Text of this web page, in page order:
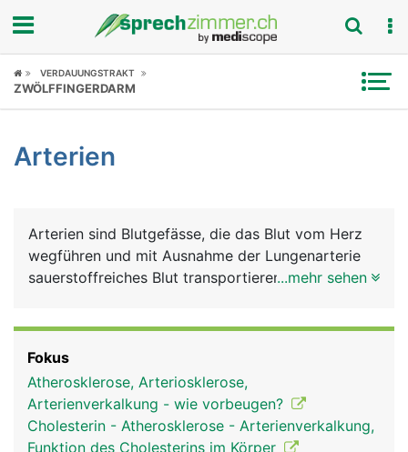
Fokus
Symptome
News
Rubriken
VERDAUUNGSTRAKT
ZWÖLFFINGERDARM
Arterien
Arterien sind Blutgefässe, die das Blut vom Herz
wegführen und mit Ausnahme der Lungenarterie
sauerstoffreiches Blut transportieren. Die grösste
2.5 Zentimeter und eine Länge von etwa 30 bis 40
Zentimeter hat. Aus der Aorta zweigen alle
Arterien des Körpers ab.
...mehr sehen
Fokus
Atherosklerose, Arteriosklerose,
Arterienverkalkung - wie vorbeugen?
Cholesterin - Atherosklerose - Arterienverkalkung,
Funktion des Cholesterins im Körper